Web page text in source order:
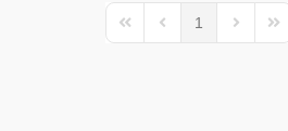
First PagePrevious Page
1
Next Page